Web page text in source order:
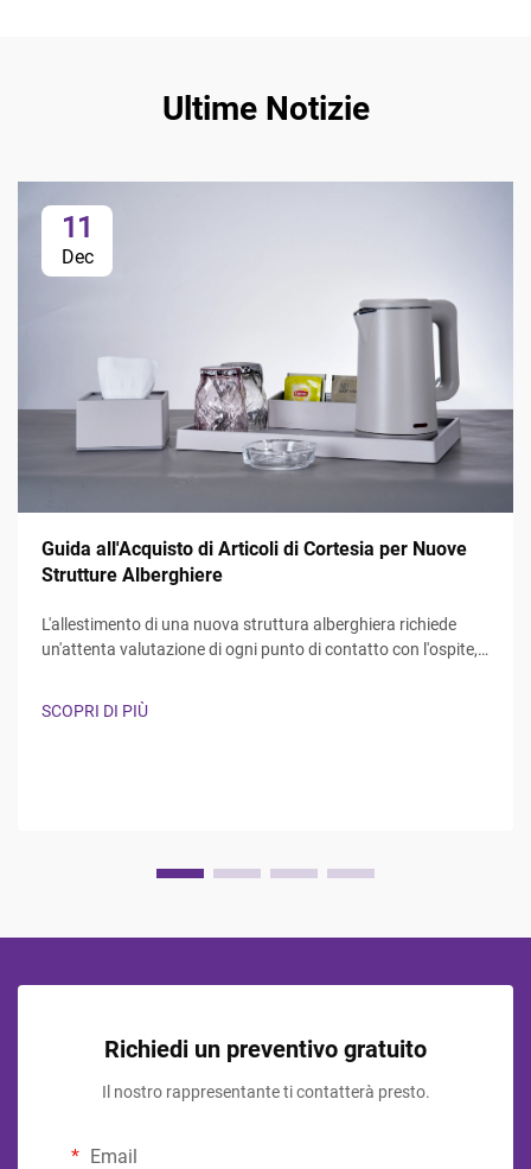
Ultime Notizie
11
Dec
Guida all'Acquisto di Articoli di Cortesia per Nuove
Strutture Alberghiere
L'allestimento di una nuova struttura alberghiera richiede
un'attenta valutazione di ogni punto di contatto con l'ospite,
significativamente la soddisfazione degli ospiti e i punteggi
SCOPRI DI PIÙ
Richiedi un preventivo gratuito
Il nostro rappresentante ti contatterà presto.
Email